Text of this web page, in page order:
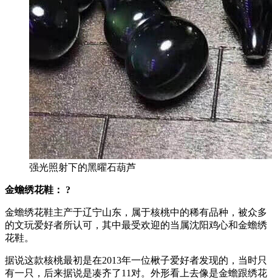
强光照射下的黑曜石葫芦
金蟾绣花鞋： ?
金蟾绣花鞋主产于辽宁山东，属于核桃中的稀有品种，被众多
的文玩爱好者所认可，其中最受欢迎的当属沈阳鸡心和金蟾绣
花鞋。
据说这款核桃最初是在2013年一位楸子爱好者发现的，当时只
有一只，后来据说是凑齐了11对。外形看上去像是金蟾跟绣花